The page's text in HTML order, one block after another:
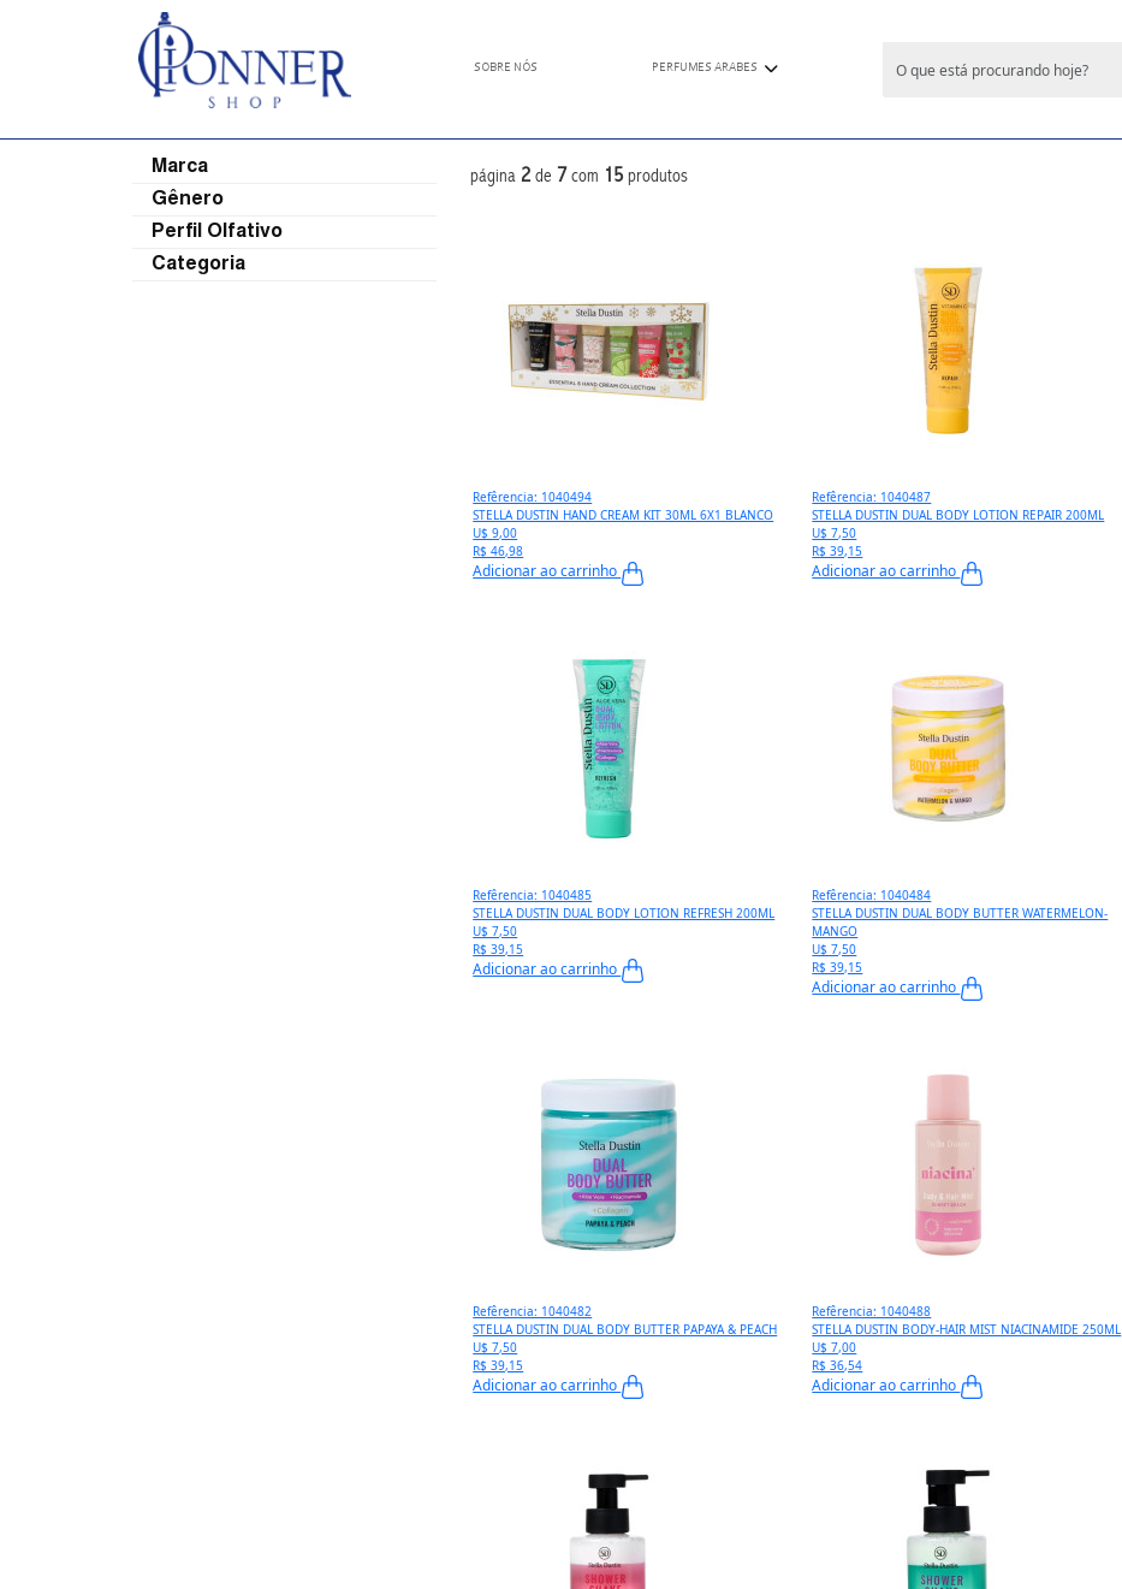
SOBRE NÓS PERFUMES ARABES
Marca
Gênero
Perfil Olfativo
Categoria
página 2de 7com 15produtos
Refêrencia: 1040494
STELLA DUSTIN HAND CREAM KIT 30ML 6X1 BLANCO
U$ 9,00
R$ 46,98
Adicionar ao carrinho
Refêrencia: 1040487
STELLA DUSTIN DUAL BODY LOTION REPAIR 200ML
U$ 7,50
R$ 39,15
Adicionar ao carrinho
Refêrencia: 1040485
STELLA DUSTIN DUAL BODY LOTION REFRESH 200ML
U$ 7,50
R$ 39,15
Adicionar ao carrinho
Refêrencia: 1040484
STELLA DUSTIN DUAL BODY BUTTER WATERMELON-
MANGO
U$ 7,50
R$ 39,15
Adicionar ao carrinho
Refêrencia: 1040482
STELLA DUSTIN DUAL BODY BUTTER PAPAYA & PEACH
U$ 7,50
R$ 39,15
Adicionar ao carrinho
Refêrencia: 1040488
STELLA DUSTIN BODY-HAIR MIST NIACINAMIDE 250ML
U$ 7,00
R$ 36,54
Adicionar ao carrinho